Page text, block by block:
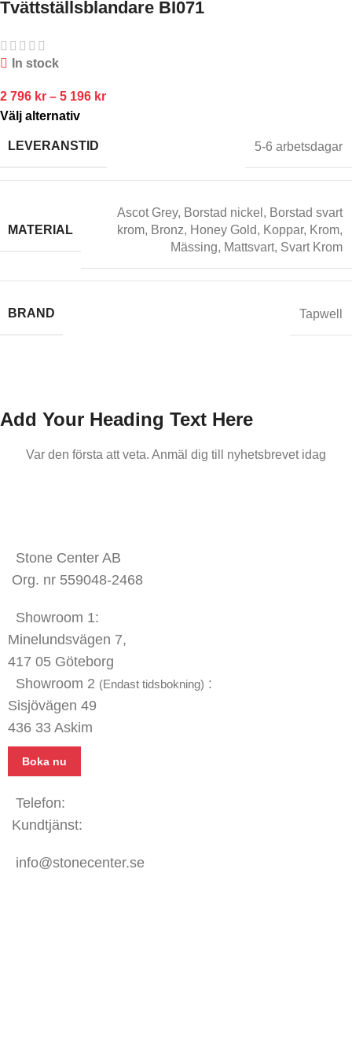
Tvättställsblandare BI071
In stock
2 796 kr – 5 196 kr
Välj alternativ
LEVERANSTID 5-6 arbetsdagar
MATERIAL
Ascot Grey, Borstad nickel , Borstad svart
krom, Bronz, Honey Gold, Koppar, Krom,
Mässing, Mattsvart, Svart Krom
BRAND Tapwell
Add Your Heading Text Here
Var den första att veta. Anmäl dig till nyhetsbrevet idag
Stone Center AB
Org. nr 559048-2468
Showroom 1:
Minelundsvägen 7,
417 05 Göteborg
Showroom 2 (Endast tidsbokning) :
Sisjövägen 49
436 33 Askim
Boka nu
Telefon:
Kundtjänst:
info@stonecenter.se